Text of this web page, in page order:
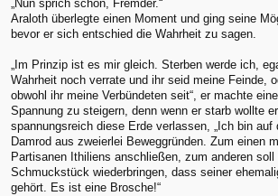
„Nun sprich schon, Fremder.“
Araloth überlegte einen Moment und ging seine
bevor er sich entschied die Wahrheit zu sagen.
„Im Prinzip ist es mir gleich. Sterben werde ich,
Wahrheit noch verrate und ihr seid meine Feinde,
obwohl ihr meine Verbündeten seit“, er machte
Spannung zu steigern, denn wenn er starb wollte
spannungsreich diese Erde verlassen, „Ich bin auf
Damrod aus zweierlei Beweggründen. Zum einen
Partisanen Ithiliens anschließen, zum anderen
Schmuckstück wiederbringen, dass seiner
gehört. Es ist eine Brosche!“